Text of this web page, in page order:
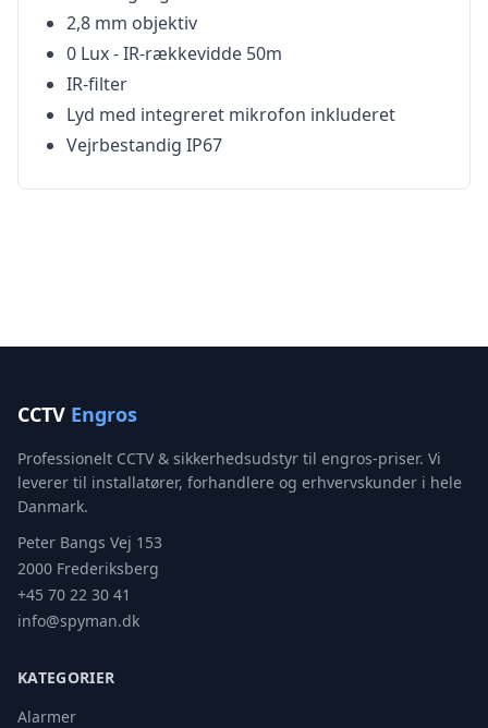
2,8 mm objektiv
0 Lux - IR-rækkevidde 50m
IR-filter
Lyd med integreret mikrofon inkluderet
Vejrbestandig IP67
CCTV Engros
Professionelt CCTV & sikkerhedsudstyr til engros-priser. Vi
leverer til installatører, forhandlere og erhvervskunder i hele
Danmark.
Peter Bangs Vej 153
2000 Frederiksberg
+45 70 22 30 41
info@spyman.dk
KATEGORIER
Alarmer